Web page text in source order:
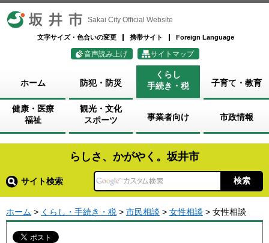
坂井市 Sakai City Official Website
文字サイズ・色合いの変更 携帯サイト Foreign Language
音声読み上げ サイトマップ
ホーム 防犯・防災
くらし
手続き・税
子育て・教育
健康・医療
福祉
観光・文化
スポーツ
事業者向け 市政情報
らしさ、かがやく。坂井市
サイト検索
ホーム > くらし・手続き・税 > 市民相談 > 女性相談 > 女性相談